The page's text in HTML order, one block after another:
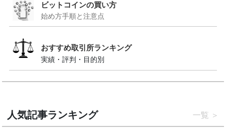
ビットコインの買い方
始め方手順と注意点
おすすめ取引所ランキング
実績・評判・目的別
人気記事ランキング 一覧